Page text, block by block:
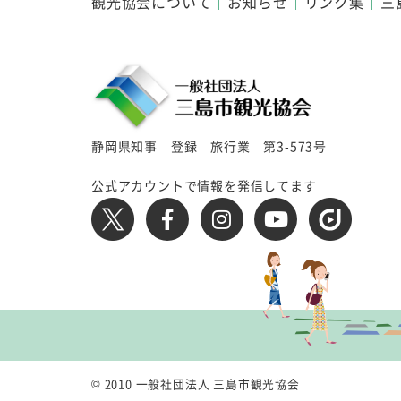
静岡県知事 登録 旅行業 第3-573号
公式アカウントで情報を発信してます
© 2010 一般社団法人 三島市観光協会